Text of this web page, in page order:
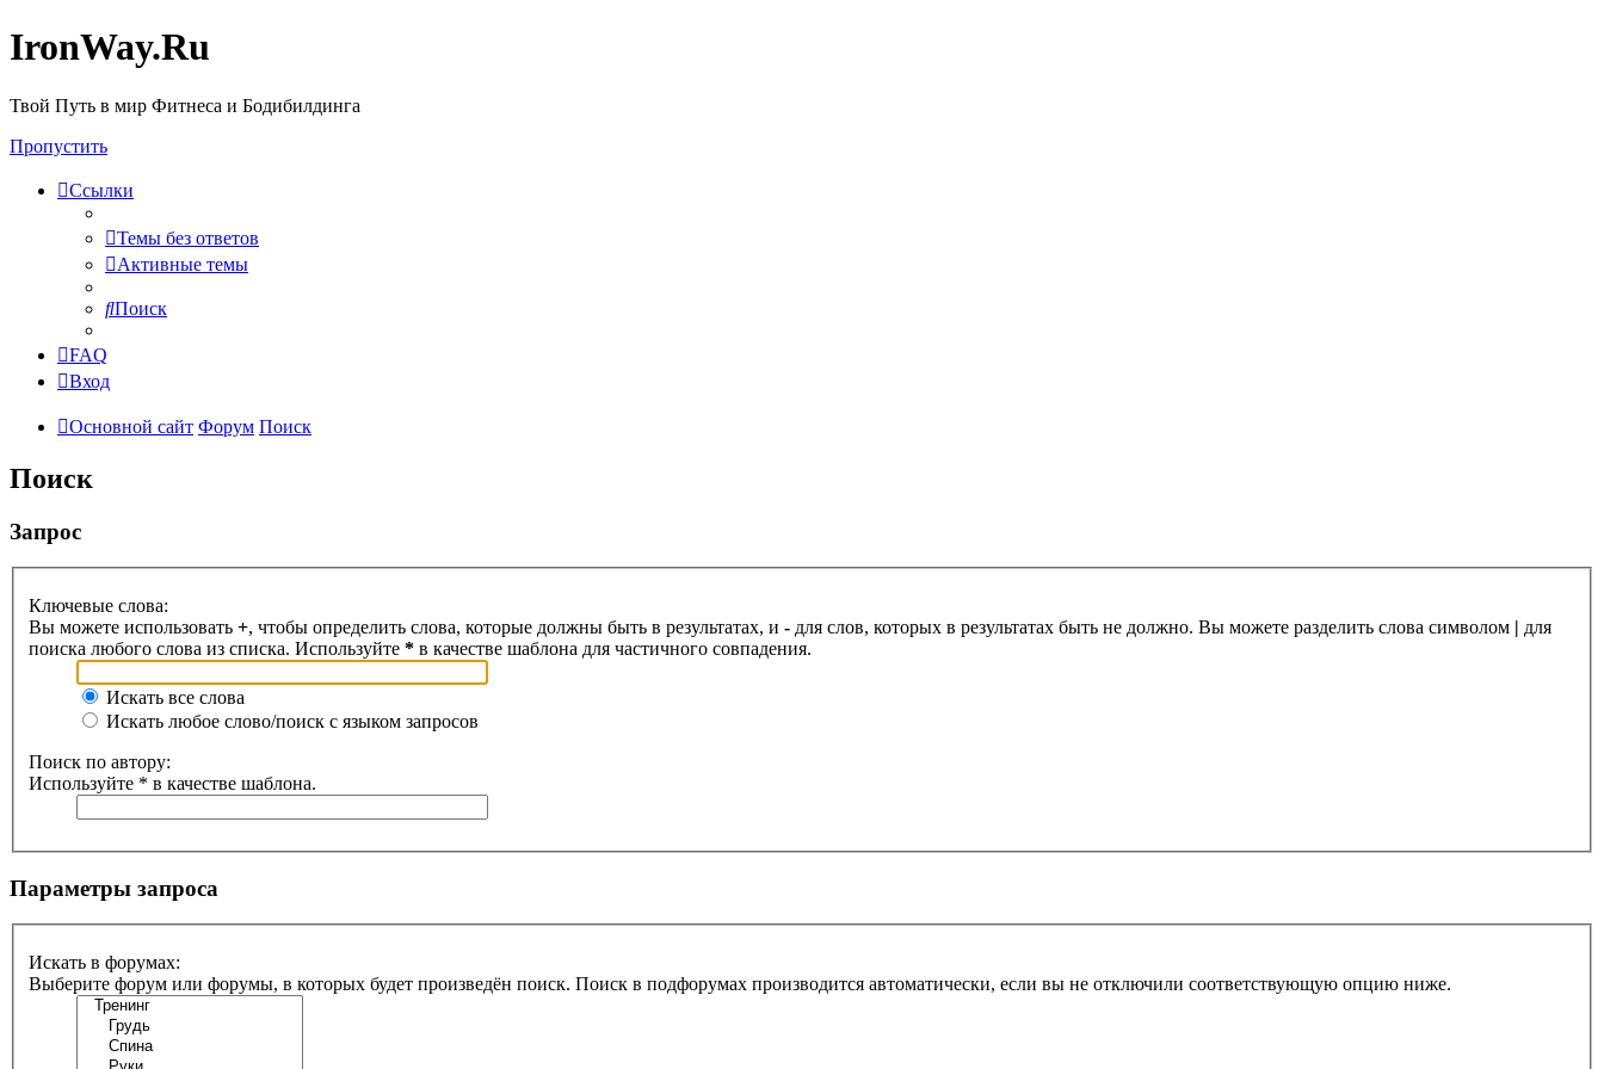
IronWay.Ru
Твой Путь в мир Фитнеса и Бодибилдинга
Пропустить
Ссылки
Темы без ответов
Активные темы
Поиск
FAQ
Вход
Основной сайт Форум Поиск
Поиск
Запрос
Ключевые слова:
Вы можете использовать +, чтобы определить слова, которые должны быть в результатах, и - для слов, которых в результатах быть не должно. Вы можете разделить слова символом | для
поиска любого слова из списка. Используйте * в качестве шаблона для частичного совпадения.
Искать все слова
Искать любое слово/поиск с языком запросов
Поиск по автору:
Используйте * в качестве шаблона.
Параметры запроса
Искать в форумах:
Выберите форум или форумы, в которых будет произведён поиск. Поиск в подфорумах производится автоматически, если вы не отключили соответствующую опцию ниже.